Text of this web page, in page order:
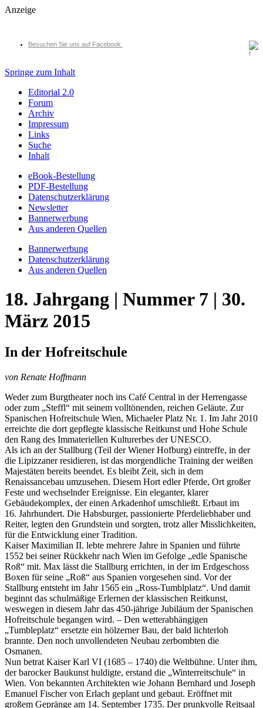
Anzeige
Besuchen Sie uns auf Facebook
Springe zum Inhalt
Editorial 2.0
Forum
Archiv
Impressum
Links
Suche
Inhalt
eBook-Bestellung
PDF-Bestellung
Datenschutzerklärung
Newsletter
Bannerwerbung
Aus anderen Quellen
Bannerwerbung
Datenschutzerklärung
Aus anderen Quellen
18. Jahrgang | Nummer 7 | 30.
März 2015
In der Hofreitschule
von Renate Hoffmann
Weder zum Burgtheater noch ins Café Central in der Herrengasse
oder zum „Steffl“ mit seinem volltönenden, reichen Geläute. Zur
Spanischen Hofreitschule Wien, Michaeler Platz Nr. 1. Im Jahr 2010
erreichte die dort gepflegte klassische Reitkunst und Hohe Schule
den Rang des Immateriellen Kulturerbes der UNESCO.
Als ich an der Stallburg (Teil der Wiener Hofburg) eintreffe, in der
die Lipizzaner residieren, ist das morgendliche Training der weißen
Majestäten bereits beendet. Es bleibt Zeit, sich in dem
Renaissancebau umzusehen. Diesem Hort edler Pferde, Ort großer
Feste und wechselnder Ereignisse. Ein eleganter, klarer
Gebäudekomplex, der einen Arkadenhof umschließt. Erbaut im
16. Jahrhundert. Die Habsburger, passionierte Pferdeliebhaber und
Reiter, legten den Grundstein und sorgten, trotz aller Misslichkeiten,
für die Entwicklung einer Tradition.
Kaiser Maximilian II. lebte mehrere Jahre in Spanien und führte
1552 bei seiner Rückkehr nach Wien im Gefolge „edle Spanische
Roß“ mit. Max lässt die Stallburg errichten, in der im Erdgeschoss
Boxen für seine „Roß“ aus Spanien vorgesehen sind. Vor der
Stallburg entsteht im Jahr 1565 ein „Ross-Tumblplatz“. Und damit
beginnt das schulmäßige Erlernen der klassischen Reitkunst,
weswegen in diesem Jahr das 450-jährige Jubiläum der Spanischen
Hofreitschule begangen wird. – Den wetterabhängigen
„Tumbleplatz“ ersetzte ein hölzerner Bau, der bald lichterloh
brannte. Den noch unvollendeten Neubau zerbombten die
Osmanen.
Nun betrat Kaiser Karl VI (1685 – 1740) die Weltbühne. Unter ihm,
der barocker Baukunst huldigte, erstand die „Winterreitschule“ in
Wien. Von bekannten Architekten wie Johann Bernhard und Joseph
Emanuel Fischer von Erlach geplant und gebaut. Eröffnet mit
großem Gepränge am 14. September 1735. Der prunkvolle Reitsaal